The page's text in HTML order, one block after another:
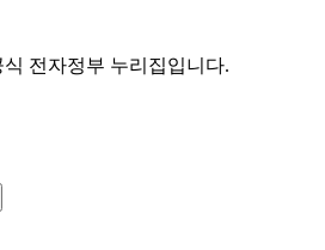
전자정부 누리집입니다.